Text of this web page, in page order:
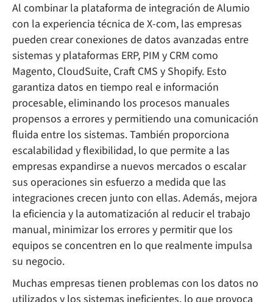
Al combinar la plataforma de integración de Alumio
con la experiencia técnica de X-com, las empresas
pueden crear conexiones de datos avanzadas entre
sistemas y plataformas ERP, PIM y CRM como
Magento, CloudSuite, Craft CMS y Shopify. Esto
garantiza datos en tiempo real e información
procesable, eliminando los procesos manuales
propensos a errores y permitiendo una comunicación
fluida entre los sistemas. También proporciona
escalabilidad y flexibilidad, lo que permite a las
empresas expandirse a nuevos mercados o escalar
sus operaciones sin esfuerzo a medida que las
integraciones crecen junto con ellas. Además, mejora
la eficiencia y la automatización al reducir el trabajo
manual, minimizar los errores y permitir que los
equipos se concentren en lo que realmente impulsa
su negocio.
Muchas empresas tienen problemas con los datos no